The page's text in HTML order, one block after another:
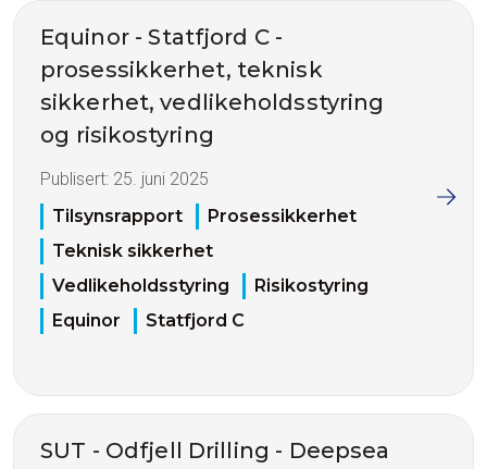
Equinor - Statfjord C -
prosessikkerhet, teknisk
sikkerhet, vedlikeholdsstyring
og risikostyring
Publisert: 25. juni 2025
Tilsynsrapport
Prosessikkerhet
Teknisk sikkerhet
Vedlikeholdsstyring
Risikostyring
Equinor
Statfjord C
SUT - Odfjell Drilling - Deepsea